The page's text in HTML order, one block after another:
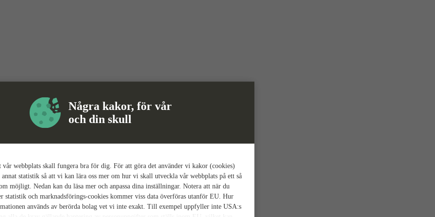
Några kakor, för vår
och din skull
webbplats skall fungera bra för dig. För att göra det använder vi kakor (cookies)
statistik så att vi kan lära oss mer om hur vi skall utveckla vår webbplats på ett så
möjligt. Nedan kan du läsa mer och anpassa dina inställningar. Notera att när du
statistik och marknadsförings-cookies kommer viss data överföras utanför EU. Hur
används av berörda bolag vet vi inte exakt. Till exempel uppfyller inte USA:s